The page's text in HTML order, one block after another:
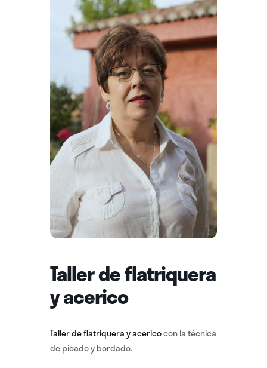
Taller de flatriquera
y acerico
Taller de flatriquera y acericocon la técnica
de picado y bordado.